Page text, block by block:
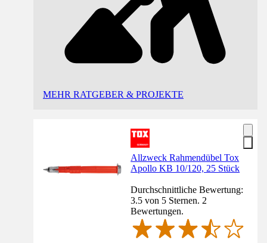
MEHR RATGEBER & PROJEKTE
Allzweck Rahmendübel Tox
Apollo KB 10/120, 25 Stück
Durchschnittliche Bewertung:
3.5 von 5 Sternen. 2
Bewertungen.